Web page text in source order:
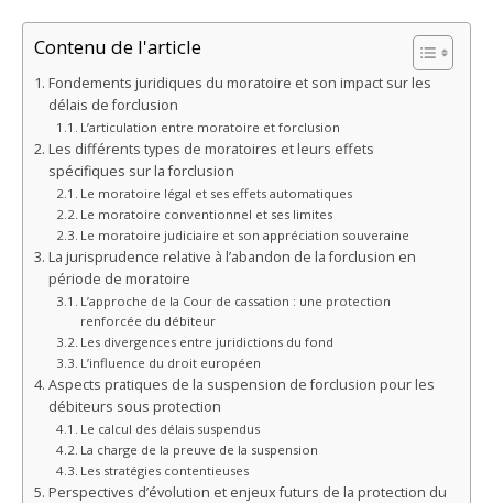
Contenu de l'article
Fondements juridiques du moratoire et son impact sur les
délais de forclusion
L’articulation entre moratoire et forclusion
Les différents types de moratoires et leurs effets
spécifiques sur la forclusion
Le moratoire légal et ses effets automatiques
Le moratoire conventionnel et ses limites
Le moratoire judiciaire et son appréciation souveraine
La jurisprudence relative à l’abandon de la forclusion en
période de moratoire
L’approche de la Cour de cassation : une protection
renforcée du débiteur
Les divergences entre juridictions du fond
L’influence du droit européen
Aspects pratiques de la suspension de forclusion pour les
débiteurs sous protection
Le calcul des délais suspendus
La charge de la preuve de la suspension
Les stratégies contentieuses
Perspectives d’évolution et enjeux futurs de la protection du